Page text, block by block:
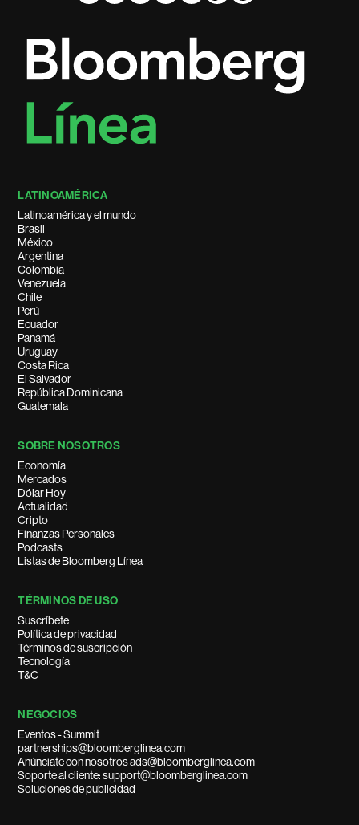
LATINOAMÉRICA
Latinoamérica y el mundo
Brasil
México
Argentina
Colombia
Venezuela
Chile
Perú
Ecuador
Panamá
Uruguay
Costa Rica
El Salvador
República Dominicana
Guatemala
SOBRE NOSOTROS
Economía
Mercados
Dólar Hoy
Actualidad
Cripto
Finanzas Personales
Podcasts
Listas de Bloomberg Línea
TÉRMINOS DE USO
Suscríbete
Política de privacidad
Términos de suscripción
Tecnología
T&C
NEGOCIOS
Eventos - Summit
partnerships@bloomberglinea.com
Anúnciate con nosotros ads@bloomberglinea.com
Soporte al cliente: support@bloomberglinea.com
Soluciones de publicidad